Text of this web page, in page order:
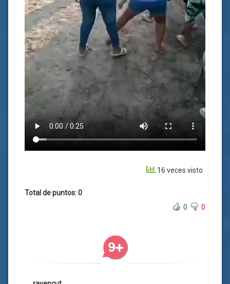
16 veces visto
Total de puntos: 0
0
0